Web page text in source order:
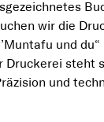
wir die
und
Druckerei steht
und